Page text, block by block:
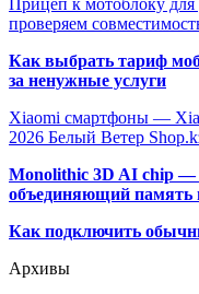
проверяем
Как выбрать тариф
за ненужные услуги
Xiaomi смартфоны —
2026 Белый Ветер
Monolithic 3D AI chip
объединяющий память
Как подключить
Архивы